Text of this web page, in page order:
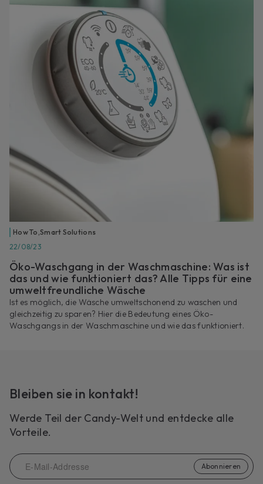
How To ,Smart Solutions
22/08/23
Öko-Waschgang in der Waschmaschine: Was ist
das und wie funktioniert das? Alle Tipps für eine
umweltfreundliche Wäsche
Ist es möglich, die Wäsche umweltschonend zu waschen und
gleichzeitig zu sparen? Hier die Bedeutung eines Öko-
Waschgangs in der Waschmaschine und wie das funktioniert.
Bleiben sie in kontakt!
Werde Teil der Candy-Welt und entdecke alle
Vorteile.
Abonnieren